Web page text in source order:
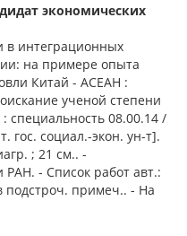
экономических
в интеграционных
на примере опыта
Китай - АСЕАН :
ученой степени
специальность 08.00.14 /
гос. социал.-экон. ун-т].
; 21 см.. -
- Список работ авт.:
подстроч. примеч.. - На